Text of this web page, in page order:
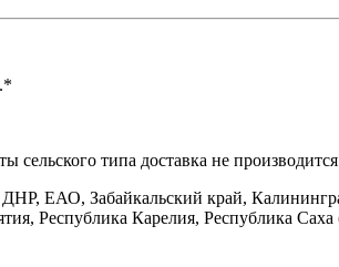
сельского типа доставка не
ЕАО, Забайкальский край,
Республика Карелия, Республика